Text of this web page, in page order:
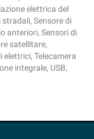
elettrica del
Sensore di
anteriori, Sensori di
satellitare,
Telecamera
integrale, USB,